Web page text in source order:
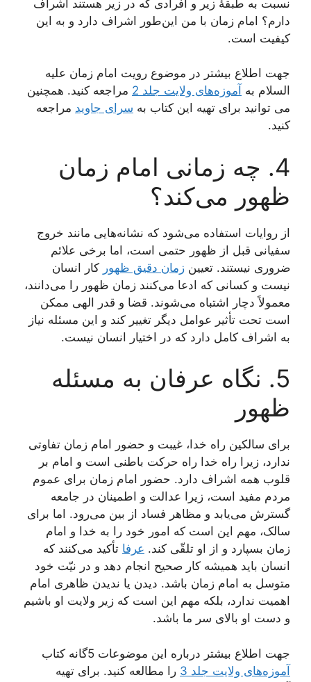
نسبت به طبقۀ زیر و افرادی که در زیر هستند اشراف
دارم؟ امام زمان با من این‌طور اشراف دارد و به این
کیفیت است.
جهت اطلاع بیشتر در موضوع رویت امام زمان علیه
السلام به آموزه‌های ولایت جلد 2
مراجعه کنید. همچنین
می توانید برای تهیه این کتاب به سرای جاوید مراجعه
کنید.
4. چه زمانی امام زمان
ظهور می‌کند؟
از روایات استفاده می‌شود که نشانه‌هایی مانند خروج
سفیانی قبل از ظهور حتمی است، اما برخی علائم
ضروری نیستند. تعیین زمان دقیق ظهور کار انسان
نیست و کسانی که ادعا می‌کنند زمان ظهور را می‌دانند،
معمولاً دچار اشتباه می‌شوند. قضا و قدر الهی ممکن
است تحت تأثیر عوامل دیگر تغییر کند و این مسئله نیاز
به اشراف کامل دارد که در اختیار انسان نیست.
5. نگاه عرفان به مسئله
ظهور
برای سالکین راه خدا، غیبت و حضور امام زمان تفاوتی
ندارد، زیرا راه خدا راه حرکت باطنی است و امام بر
قلوب همه اشراف دارد. حضور امام زمان برای عموم
مردم مفید است، زیرا عدالت و اطمینان در جامعه
گسترش می‌یابد و مظاهر فساد از بین می‌رود. اما برای
سالک، مهم این است که امور خود را به خدا و امام
زمان بسپارد و از او تلقّی کند. عرفا تأکید می‌کنند که
انسان باید همیشه کار صحیح انجام دهد و در نیّت خود
متوسل به امام زمان باشد. دیدن یا ندیدن ظاهری امام
اهمیت ندارد، بلکه مهم این است که زیر ولایت او باشیم
و دست او بالای سر ما باشد.
جهت اطلاع بیشتر درباره این موضوعات 5گانه کتاب
آموزه‌های ولایت جلد 3
را مطالعه کنید. برای تهیه